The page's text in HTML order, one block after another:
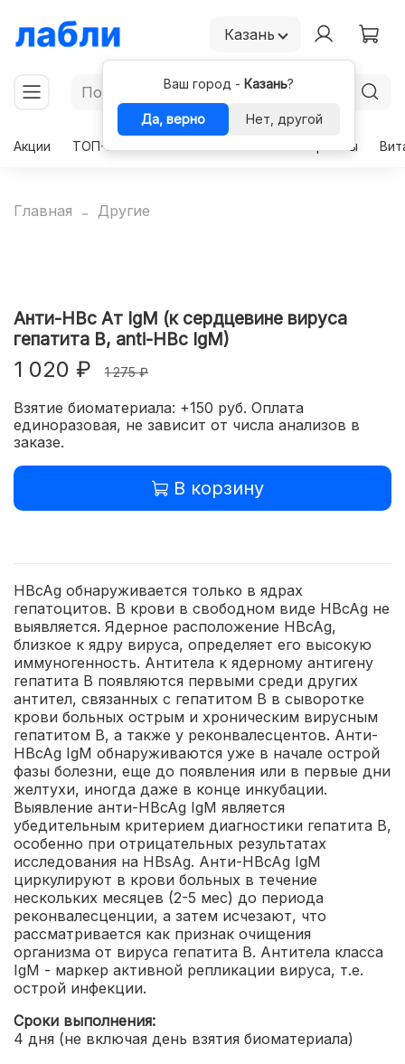
Казань
Ваш город - Казань?
Да, верно
Нет, другой
Акции
ТОП-50 Гормоны
Главная Другие
Анти-HBc Ат IgM (к сердцевине вируса
гепатита В, anti-HBc IgM)
1 020 ₽ 1 275 ₽
Взятие биоматериала: +150 руб. Оплата
единоразовая, не зависит от числа анализов в
заказе.
В корзину
HBcAg обнаруживается только в ядрах
гепатоцитов. В крови в свободном виде HBcAg не
выявляется. Ядерное расположение HBcAg,
близкое к ядру вируса, определяет его высокую
иммуногенность. Антитела к ядерному антигену
гепатита В появляются первыми среди других
антител, связанных с гепатитом В в сыворотке
крови больных острым и хроническим вирусным
гепатитом В, а также у реконвалесцентов. Анти-
HBcAg IgM обнаруживаются уже в начале острой
фазы болезни, еще до появления или в первые дни
желтухи, иногда даже в конце инкубации.
Выявление анти-HBcAg IgM является
убедительным критерием диагностики гепатита В,
особенно при отрицательных результатах
исследования на HBsAg. Анти-HBcAg IgM
циркулируют в крови больных в течение
нескольких месяцев (2-5 мес) до периода
реконвалесценции, а затем исчезают, что
рассматривается как признак очищения
организма от вируса гепатита В. Антитела класса
IgM - маркер активной репликации вируса, т.е.
острой инфекции.
Сроки выполнения:
4 дня (не включая день взятия биоматериала)